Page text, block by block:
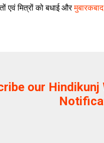
एवं मित्रों को बधाई औरमुबारकबाद
our